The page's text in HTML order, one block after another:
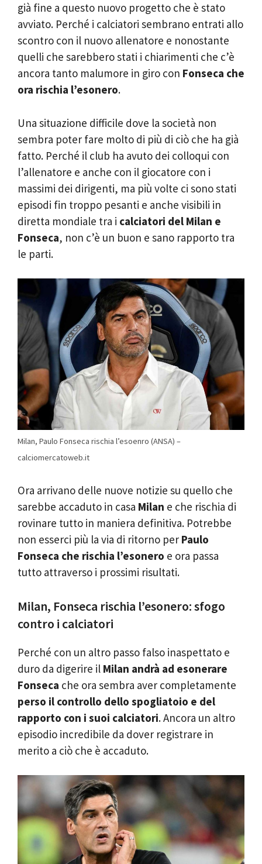
già fine a questo nuovo progetto che è stato
avviato. Perché i calciatori sembrano entrati allo
scontro con il nuovo allenatore e nonostante
quelli che sarebbero stati i chiarimenti che c’è
ancora tanto malumore in giro con Fonseca che
ora rischia l’esonero.
Una situazione difficile dove la società non
sembra poter fare molto di più di ciò che ha già
fatto. Perché il club ha avuto dei colloqui con
l’allenatore e anche con il giocatore con i
massimi dei dirigenti, ma più volte ci sono stati
episodi fin troppo pesanti e anche visibili in
diretta mondiale tra i calciatori del Milan e
Fonseca, non c’è un buon e sano rapporto tra
le parti.
Milan, Paulo Fonseca rischia l’esoenro (ANSA) –
calciomercatoweb.it
Ora arrivano delle nuove notizie su quello che
sarebbe accaduto in casa Milan e che rischia di
rovinare tutto in maniera definitiva. Potrebbe
non esserci più la via di ritorno per Paulo
Fonseca che rischia l’esonero e ora passa
tutto attraverso i prossimi risultati.
Milan, Fonseca rischia l’esonero: sfogo
contro i calciatori
Perché con un altro passo falso inaspettato e
duro da digerire il Milan andrà ad esonerare
Fonseca che ora sembra aver completamente
perso il controllo dello spogliatoio e del
rapporto con i suoi calciatori. Ancora un altro
episodio incredibile da dover registrare in
merito a ciò che è accaduto.